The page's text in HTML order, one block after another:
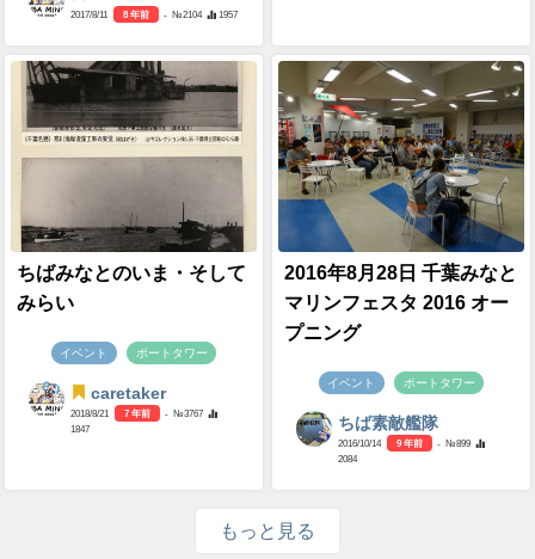
2017/8/11 8 年前 - №2104 1957
ちばみなとのいま・そして
みらい
イベント ポートタワー
caretaker
2018/8/21 7 年前
- №3767
1847
2016年8月28日 千葉みなと
マリンフェスタ 2016 オー
プニング
イベント ポートタワー
ちば素敵艦隊
2016/10/14 9 年前
- №899
2084
もっと見る